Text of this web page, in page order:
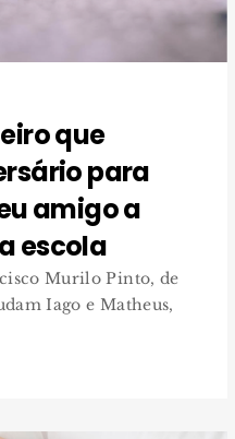
que
para
amigo a
escola
Murilo Pinto, de
Iago e Matheus,